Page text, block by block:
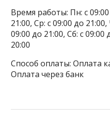
Время работы: Пн: с
21:00, Ср: с 09:00 до
09:00 до 21:00, Сб: с 09:00
20:00
Способ оплаты: Оплата
Оплата через банк